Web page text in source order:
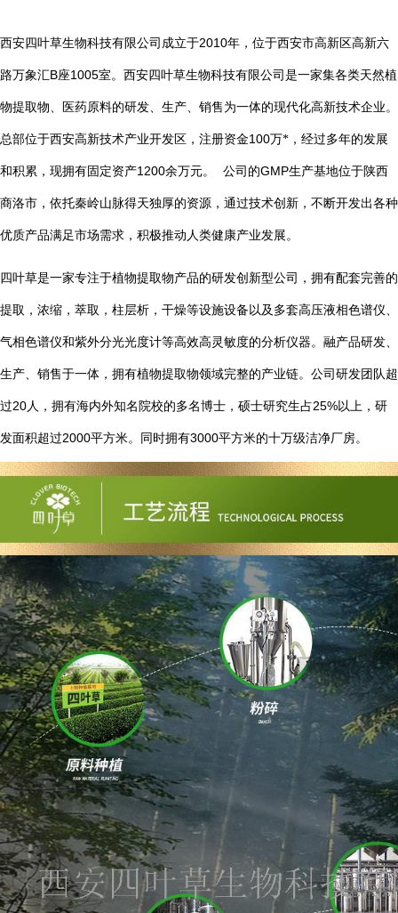
西安四叶草生物科技有限公司成立于2010年，位于西安市高新区高新六
路万象汇B座1005室。西安四叶草生物科技有限公司是一家集各类天然植
物提取物、医药原料的研发、生产、销售为一体的现代化高新技术企业。
总部位于西安高新技术产业开发区，注册资金100万*，经过多年的发展
和积累，现拥有固定资产1200余万元。 公司的GMP生产基地位于陕西
商洛市，依托秦岭山脉得天独厚的资源，通过技术创新，不断开发出各种
优质产品满足市场需求，积极推动人类健康产业发展。
四叶草是一家专注于植物提取物产品的研发创新型公司，拥有配套完善的
提取，浓缩，萃取，柱层析，干燥等设施设备以及多套高压液相色谱仪、
气相色谱仪和紫外分光光度计等高效高灵敏度的分析仪器。融产品研发、
生产、销售于一体，拥有植物提取物领域完整的产业链。公司研发团队超
过20 人，拥有海内外知名院校的多名博士，硕士研究生占25%以上，研
发面积超过2000平方米。同时拥有3000平方米的十万级洁净厂房。